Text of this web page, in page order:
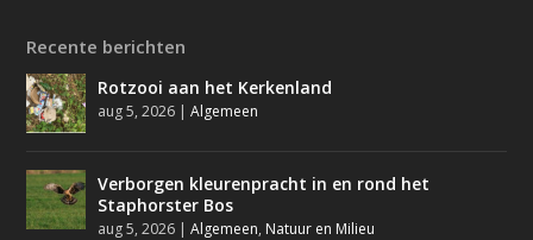
Recente berichten
Rotzooi aan het Kerkenland
aug 5, 2026 |Algemeen
Verborgen kleurenpracht in en rond het
Staphorster Bos
aug 5, 2026 |Algemeen, Natuur en Milieu